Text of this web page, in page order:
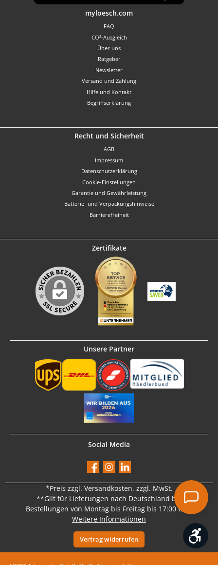
myloesch.com
FAQ
CO²-Ausgleich
Über uns
Ratgeber
Newsletter
Versand und Zahlung
Hilfe und Kontakt
Begriffserklärung
Recht und Sicherheit
AGB
Impressum
Datenschutzerklärung
Cookie-Einstellungen
Garantie und Gewährleistung
Batterie- und Verpackungshinweise
Barrierefreiheit
Zertifikate
Unsere Partner
Social Media
FacebookInstagramLinkedIn
*Preis zzgl. Versandkosten, zzgl. MwSt.
**Gilt für Lieferungen nach Deutschland bei
Bestellungen von Montag bis Freitag bis 17:00 Uhr.
Weitere Informationen
Vertrag widerrufen